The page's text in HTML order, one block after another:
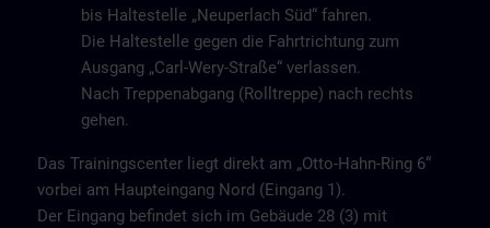
bis Haltestelle „Neuperlach Süd“ fahren.
Die Haltestelle gegen die Fahrtrichtung zum
Ausgang „Carl-Wery-Straße“ verlassen.
Nach Treppenabgang (Rolltreppe) nach rechts
gehen.
Das Trainingscenter liegt direkt am „Otto-Hahn-Ring 6“
vorbei am Haupteingang Nord (Eingang 1).
Der Eingang befindet sich im Gebäude 28 (3) mit